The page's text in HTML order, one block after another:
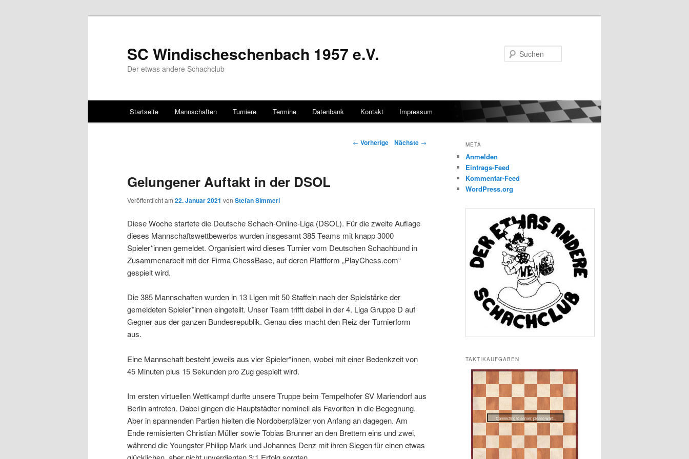
SC Windischeschenbach 1957 e.V.
Der etwas andere Schachclub
Zum Inhalt wechseln
Zum sekundären Inhalt wechseln
Startseite Mannschaften Turniere Termine Datenbank Kontakt Impressum
Artikelnavigation
← Vorherige Nächste →
Gelungener Auftakt in der DSOL
Veröffentlicht am 22. Januar 2021 von Stefan Simmerl
Diese Woche startete die Deutsche Schach-Online-Liga (DSOL). Für die zweite Auflage
dieses Mannschaftswettbewerbs wurden insgesamt 385 Teams mit knapp 3000
Spieler*innen gemeldet. Organisiert wird dieses Turnier vom Deutschen Schachbund in
Zusammenarbeit mit der Firma ChessBase, auf deren Plattform „PlayChess.com“
gespielt wird.
Die 385 Mannschaften wurden in 13 Ligen mit 50 Staffeln nach der Spielstärke der
gemeldeten Spieler*innen eingeteilt. Unser Team trifft dabei in der 4. Liga Gruppe D auf
Gegner aus der ganzen Bundesrepublik. Genau dies macht den Reiz der Turnierform
aus.
Eine Mannschaft besteht jeweils aus vier Spieler*innen, wobei mit einer Bedenkzeit von
45 Minuten plus 15 Sekunden pro Zug gespielt wird.
Im ersten virtuellen Wettkampf durfte unsere Truppe beim Tempelhofer SV Mariendorf aus
Berlin antreten. Dabei gingen die Hauptstädter nominell als Favoriten in die Begegnung.
Aber in spannenden Partien hielten die Nordoberpfälzer von Anfang an dagegen. Am
Ende remisierten Christian Müller sowie Tobias Brunner an den Brettern eins und zwei,
während die Youngster Philipp Mark und Johannes Denz mit ihren Siegen für einen etwas
META
Anmelden
Eintrags-Feed
Kommentar-Feed
WordPress.org
TAKTIKAUFGABEN